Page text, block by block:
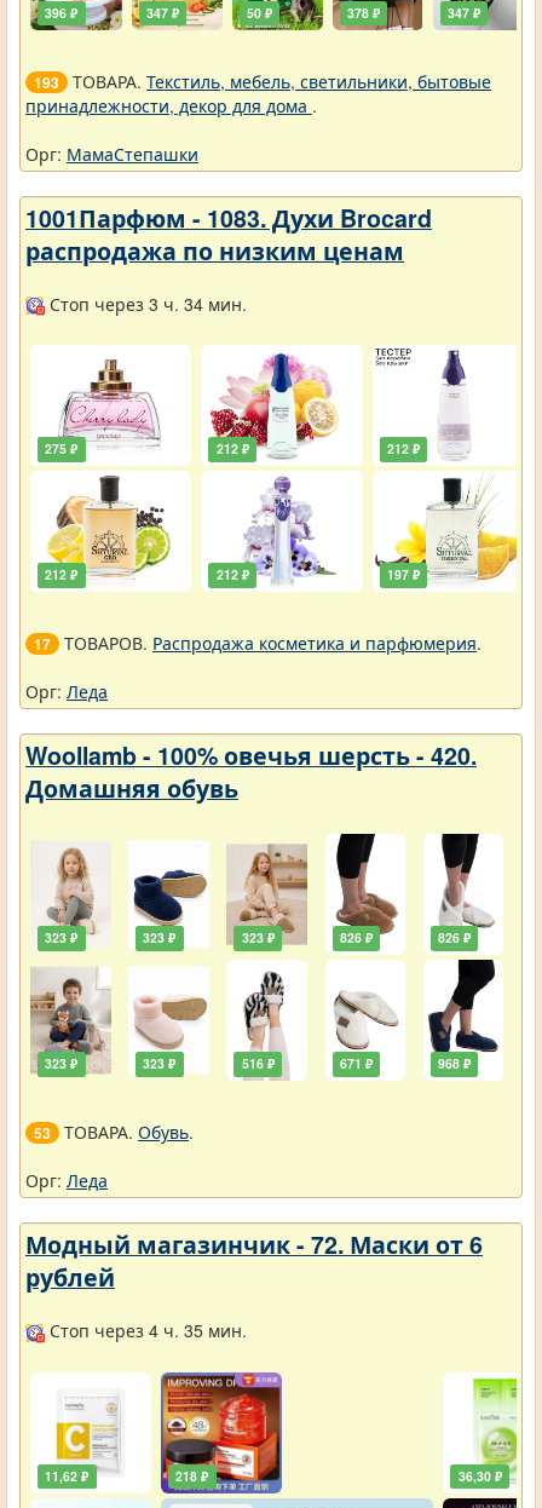
396 ₽ 347 ₽ 50 ₽ 378 ₽ 347 ₽
193 ТОВАРА. Текстиль, мебель, светильники, бытовые
принадлежности, декор для дома .
Орг: МамаСтепашки
1001Парфюм - 1083. Духи Brocard
распродажа по низким ценам
Стоп через 3 ч. 34 мин.
275 ₽
212 ₽
212 ₽
212 ₽
212 ₽
197 ₽
17 ТОВАРОВ. Распродажа косметика и парфюмерия.
Орг: Леда
Woollamb - 100% овечья шерсть - 420.
Домашняя обувь
323 ₽
323 ₽
323 ₽
323 ₽
323 ₽
516 ₽
826 ₽
671 ₽
826 ₽
968 ₽
53 ТОВАРА. Обувь.
Орг: Леда
Модный магазинчик - 72. Маски от 6
рублей
Стоп через 4 ч. 35 мин.
11,62 ₽ 218 ₽ 36,30 ₽